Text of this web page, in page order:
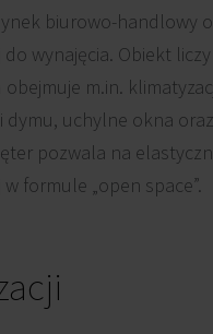
biurowo-handlowy
wynajęcia. Obiekt
m.in.
dymu, uchylne okna
pozwala na
formule „open space”.